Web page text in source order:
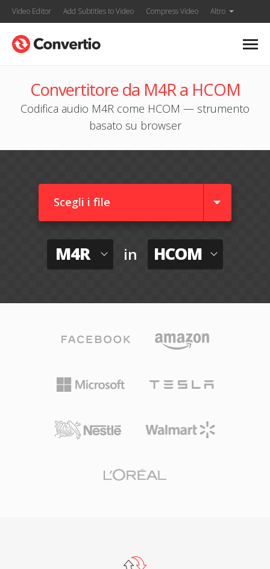
Video Editor Add Subtitles to Video Compress Video Altro
Convertitore da M4R a HCOM
Codifica audio M4R come HCOM — strumento
basato su browser
Scegli i file
M4R in HCOM